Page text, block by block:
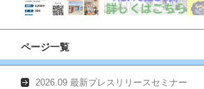
ページ一覧
2026.09 最新プレスリリースセミナー